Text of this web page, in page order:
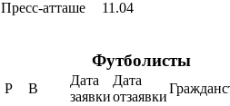
Пресс-атташе 11.04
Футболисты
Р В
Дата
заявки
Дата
отзаявки